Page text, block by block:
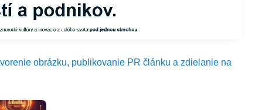
obrázku, publikovanie PR článku a zdielanie na